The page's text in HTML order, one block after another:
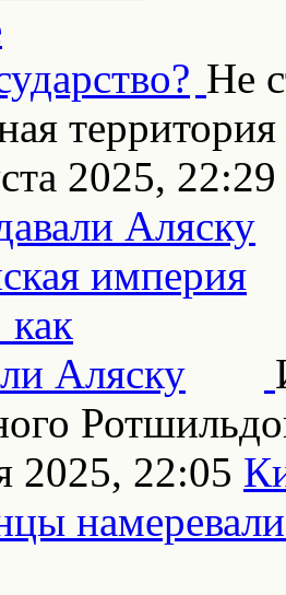
Не
территория
2025, 22:29
Аляску
2025, 22:05